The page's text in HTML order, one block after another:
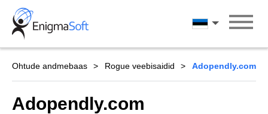
Skip
content
Eesti
Ohtude andmebaas Rogue veebisaidid Adopendly.com
Adopendly.com